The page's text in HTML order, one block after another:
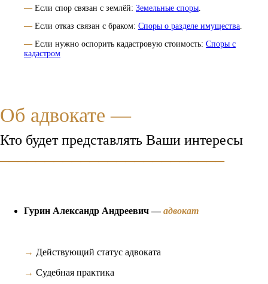
— Если спор связан с землёй: Земельные споры.
— Если отказ связан с браком: Споры о разделе имущества.
— Если нужно оспорить кадастровую стоимость: Споры с
кадастром
Об адвокате —
Кто будет представлять Ваши интересы
_________________________
Гурин Александр Андреевич —адвокат
→ Действующий статус адвоката
→ Судебная практика